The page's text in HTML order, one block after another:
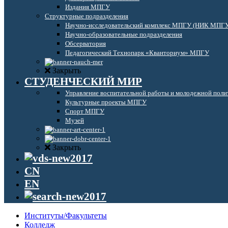
Издания МПГУ
Структурные подразделения
Научно-исследовательский комплекс МПГУ (НИК
Научно-образовательные подразделения
Обсерватория
Педагогический Технопарк «Кванториум» МПГУ
Закрыть
СТУДЕНЧЕСКИЙ МИР
Управление воспитательной работы и молодежной
Культурные проекты МПГУ
Спорт МПГУ
Музей
Закрыть
CN
EN
Институты/Факультеты
Колледж